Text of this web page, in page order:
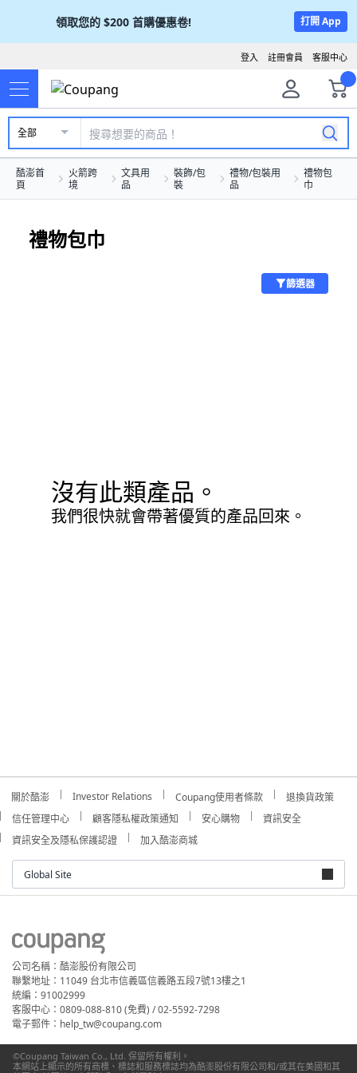
領取您的 $200 首購優惠卷! 打開 App
客服中心
註冊會員
登入
全部
酷澎首
頁
火箭跨
境
文具用
品
裝飾/包
裝
禮物/包裝用
品
禮物包
巾
禮物包巾
篩選器
沒有此類產品。
我們很快就會帶著優質的產品回來。
關於酷澎 Investor Relations Coupang使用者條款
退換貨政策
信任管理中心
顧客隱私權政策通知 安心購物
資訊安全
資訊安全及隱私保護認證
加入酷澎商城
Global Site
公司名稱：酷澎股份有限公司
聯繫地址：11049 台北市信義區信義路五段7號13樓之1
統編：91002999
客服中心：0809-088-810 (免費) / 02-5592-7298
電子郵件：help_tw@coupang.com
©Coupang Taiwan Co., Ltd. 保留所有權利。
本網站上顯示的所有商標、標誌和服務標誌均為酷澎股份有限公司和/或其在美國和其